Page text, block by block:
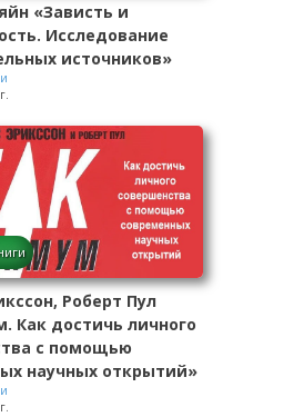
«Зависть и
Исследование
источников»
Роберт Пул
Как достичь личного
с помощью
научных открытий»